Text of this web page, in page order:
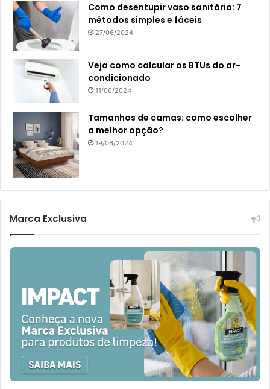
Como desentupir vaso sanitário: 7
métodos simples e fáceis
27/06/2024
Veja como calcular os BTUs do ar-
condicionado
11/06/2024
Tamanhos de camas: como escolher
a melhor opção?
19/06/2024
Marca Exclusiva